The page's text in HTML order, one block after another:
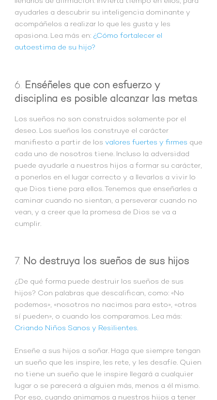
ayudarles a descubrir su inteligencia dominante y
acompáñelos a realizar lo que les gusta y les
apasiona. Lea más en: ¿Cómo fortalecer el
autoestima de su hijo?
6. Enséñeles que con esfuerzo y
disciplina es posible alcanzar las metas.
Los sueños no son construidos solamente por el
deseo. Los sueños los construye el carácter
manifiesto a partir de los valores fuertes y firmes que
cada uno de nosotros tiene. Incluso la adversidad
puede ayudarle a nuestros hijos a formar su carácter,
a ponerlos en el lugar correcto y a llevarlos a vivir lo
que Dios tiene para ellos. Tenemos que enseñarles a
caminar cuando no sientan, a perseverar cuando no
vean, y a creer que la promesa de Dios se va a
cumplir.
7. No destruya los sueños de sus hijos
¿De qué forma puede destruir los sueños de sus
hijos? Con palabras que descalifican, como: «No
podemos», «nosotros no nacimos para esto», «otros
sí pueden», o cuando los comparamos. Lea más:
Criando Niños Sanos y Resilientes.
Enseñe a sus hijos a soñar. Haga que siempre tengan
un sueño que les inspire, les rete, y les desafíe. Quien
no tiene un sueño que le inspire llegará a cualquier
lugar o se parecerá a alguien más, menos a él mismo.
Por eso, cuando animamos a nuestros hijos a tener